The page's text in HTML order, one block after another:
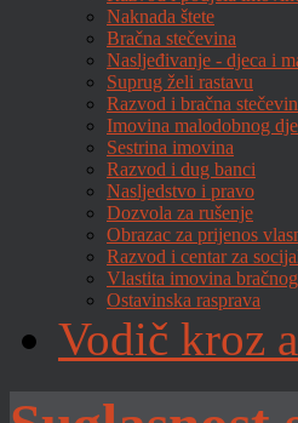
Naknada štete
Bračna stečevina
Nasljeđivanje - djeca i
Suprug želi rastavu
Razvod i bračna
Imovina malodobnog
Sestrina imovina
Razvod i dug banci
Nasljedstvo i pravo
Dozvola za rušenje
Obrazac za prijenos
Razvod i centar za
Vlastita imovina
Ostavinska rasprava
Vodič kroz